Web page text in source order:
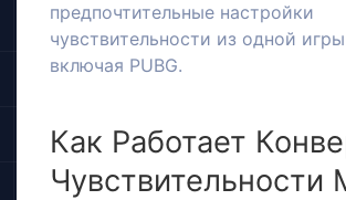
предпочтительные настройки
чувствительности из одной
включая PUBG.
Как Работает